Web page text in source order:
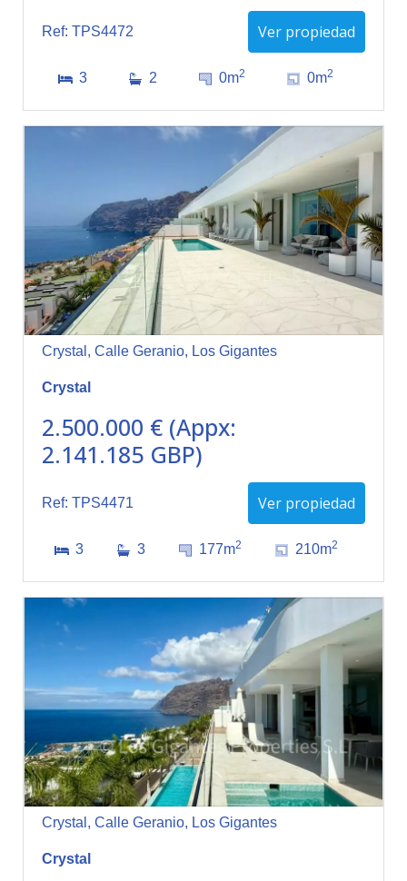
Ref: TPS4472 Ver propiedad
3 2 0m2 0m2
Crystal, Calle Geranio, Los Gigantes
Crystal
2.500.000 € (Appx:
2.141.185 GBP)
Ref: TPS4471 Ver propiedad
3 3 177m2 210m2
Crystal, Calle Geranio, Los Gigantes
Crystal